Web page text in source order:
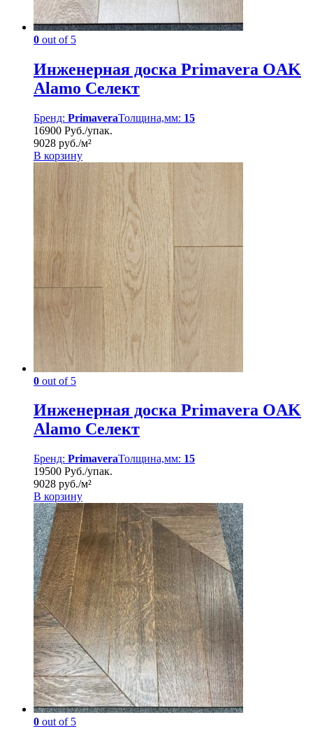
0 out of 5
Инженерная доска Primavera OAK
Alamo Селект
Бренд: PrimaveraТолщина,мм: 15
16900 Руб./упак.
9028 руб./м²
В корзину
0 out of 5
Инженерная доска Primavera OAK
Alamo Селект
Бренд: PrimaveraТолщина,мм: 15
19500 Руб./упак.
9028 руб./м²
В корзину
0 out of 5